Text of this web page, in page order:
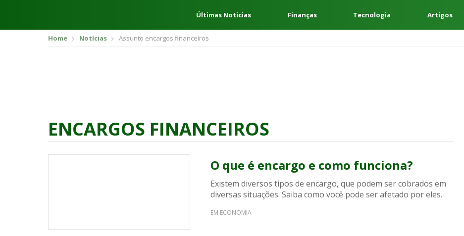
Últimas Noticias Finanças Tecnologia Artigos
Home Notícias Assunto encargos financeiros
ENCARGOS FINANCEIROS
O que é encargo e como funciona?
Existem diversos tipos de encargo, que podem ser cobrados em
diversas situações. Saiba como você pode ser afetado por eles.
EM ECONOMIA